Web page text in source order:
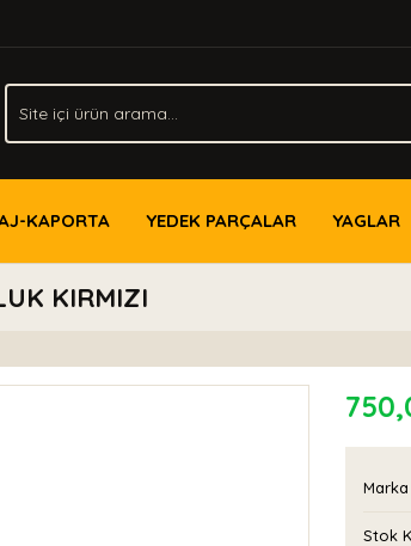
KAPORTA YEDEK PARÇALAR YAGLAR
KIRMIZI
Marka
Stok